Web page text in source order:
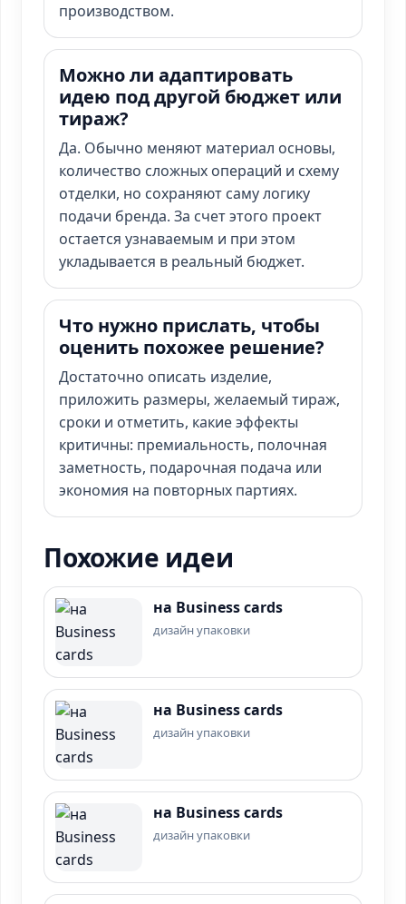
производством.
Можно ли адаптировать
идею под другой бюджет или
тираж?
Да. Обычно меняют материал основы,
количество сложных операций и схему
отделки, но сохраняют саму логику
подачи бренда. За счет этого проект
остается узнаваемым и при этом
укладывается в реальный бюджет.
Что нужно прислать, чтобы
оценить похожее решение?
Достаточно описать изделие,
приложить размеры, желаемый тираж,
сроки и отметить, какие эффекты
критичны: премиальность, полочная
заметность, подарочная подача или
экономия на повторных партиях.
Похожие идеи
на Business cards
дизайн упаковки
на Business cards
дизайн упаковки
на Business cards
дизайн упаковки